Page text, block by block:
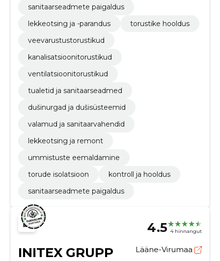
sanitaarseadmete paigaldus
lekkeotsing ja -parandus
torustike hooldus
veevarustustorustikud
kanalisatsioonitorustikud
ventilatsioonitorustikud
tualetid ja sanitaarseadmed
dušinurgad ja dušisüsteemid
valamud ja sanitaarvahendid
lekkeotsing ja remont
ummistuste eemaldamine
torude isolatsioon
kontroll ja hooldus
sanitaarseadmete paigaldus
4.5 4 hinnangut
INITEX GRUPP
Lääne-Virumaa